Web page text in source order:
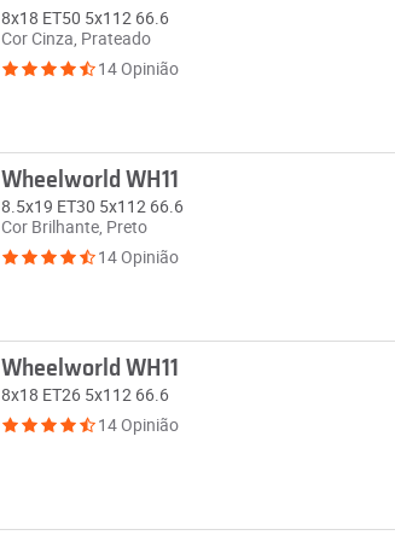
8x18 ET50 5x112 66.6
Cor Cinza, Prateado
14 Opinião
Wheelworld WH11
8.5x19 ET30 5x112 66.6
Cor Brilhante, Preto
14 Opinião
Wheelworld WH11
8x18 ET26 5x112 66.6
14 Opinião